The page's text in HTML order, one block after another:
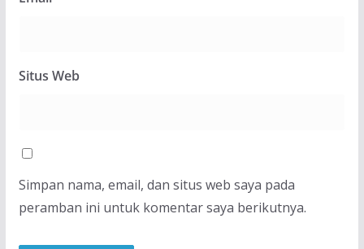
Situs Web
Simpan nama, email, dan situs web saya pada
peramban ini untuk komentar saya berikutnya.